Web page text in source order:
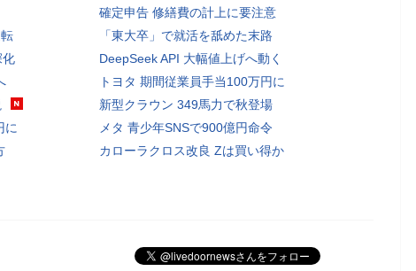
化
に
確定申告 修繕費の計上に要注意
「東大卒」で就活を舐めた末路
DeepSeek API 大幅値上げへ動く
トヨタ 期間従業員手当100万円に
新型クラウン 349馬力で秋登場
メタ 青少年SNSで900億円命令
カローラクロス改良 Zは買い得か